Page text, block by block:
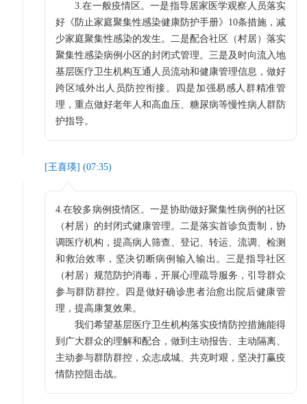
3.在一般疫情区。一是指导居家医学观察人员落实
好《防止家庭聚集性感染健康防护手册》10条措施，减
少家庭聚集性感染的发生。二是配合社区（村居）落实
聚集性感染病例小区的封闭式管理。三是及时向流入地
基层医疗卫生机构互通人员流动和健康管理信息，做好
跨区域外出人员防控衔接。四是加强易感人群精准管
理，重点做好老年人和高血压、糖尿病等慢性病人群防
护指导。
[王喜瑛] (07:35)
4.在较多病例疫情区。一是协助做好聚集性病例的社区
（村居）的封闭式健康管理。二是落实首诊负责制，协
调医疗机构，提高病人筛查、登记、转运、流调、检测
和救治效率，坚决切断病例输入输出。三是指导社区
（村居）规范防护消毒，开展心理疏导服务，引导群众
参与群防群控。四是做好确诊患者治愈出院后健康管
理，提高康复效果。
我们希望基层医疗卫生机构落实疫情防控措施能得
到广大群众的理解和配合，做到主动报告、主动隔离、
主动参与群防群控，众志成城、共克时艰，坚决打赢疫
情防控阻击战。